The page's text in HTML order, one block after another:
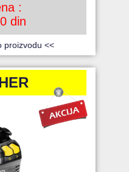
:
din
proizvodu <<